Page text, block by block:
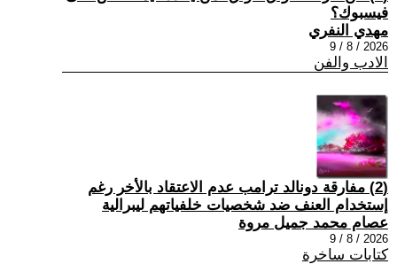
فيسبوك؟
مهدي النفري
2026 / 8 / 9
الادب والفن
(2) مفارقة دونالد ترامب عدم الاعتقاد بالأخر رغم
إستخدام العنف ضد شخصيات خلفياتهم ليبرالية
عصام محمد جميل مروة
2026 / 8 / 9
كتابات ساخرة